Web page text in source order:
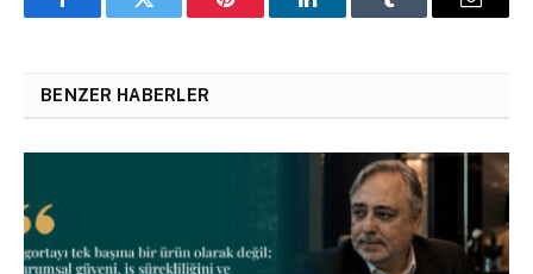
FacebookTwitter Pinterest LinkedInTumblr Email
BENZER HABERLER